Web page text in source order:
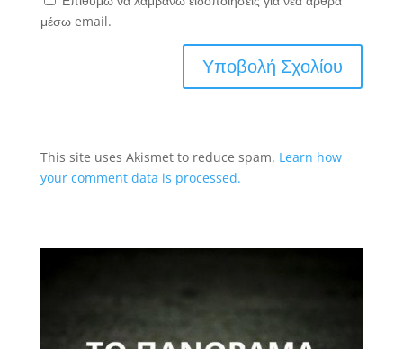
μέσω email.
This site uses Akismet to reduce spam. Learn how
your comment data is processed.